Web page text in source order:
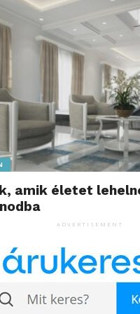
amik életet
ADVERTISEMENT